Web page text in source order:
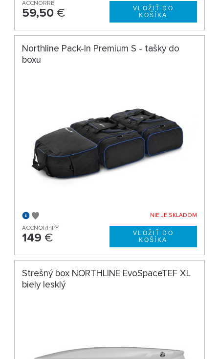
ACCNORRB
59,50 €
Northline Pack-In Premium S - tašky do
boxu
NIE JE SKLADOM
ACCNORPIPY
149 €
Strešný box NORTHLINE EvoSpaceTEF XL
biely lesklý